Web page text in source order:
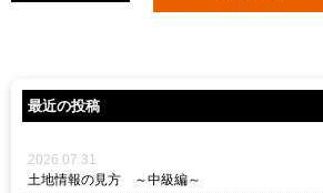
最近の投稿
2026.07.31
土地情報の見方 ～中級編～